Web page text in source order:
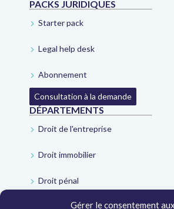
Gérer le consentement aux
PACKS JURIDIQUES
Starter pack
Legal help desk
Abonnement
Consultation à la demande
DÉPARTEMENTS
Droit de l'entreprise
Droit immobilier
Droit pénal
Droit administratif